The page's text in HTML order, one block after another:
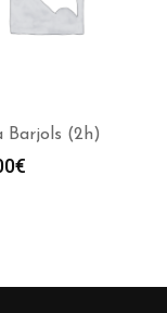
Barjols (2h)
€